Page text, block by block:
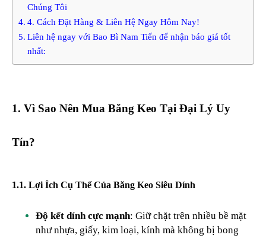
Chúng Tôi
4. Cách Đặt Hàng & Liên Hệ Ngay Hôm Nay!
Liên hệ ngay với Bao Bì Nam Tiến để nhận báo giá tốt
nhất:
1. Vì Sao Nên Mua Băng Keo Tại Đại Lý Uy
Tín?
1.1. Lợi Ích Cụ Thể Của Băng Keo Siêu Dính
Độ kết dính cực mạnh: Giữ chặt trên nhiều bề mặt
như nhựa, giấy, kim loại, kính mà không bị bong